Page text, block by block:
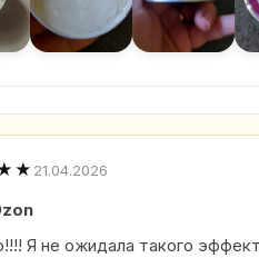
21.04.2026
Я не ожидала такого